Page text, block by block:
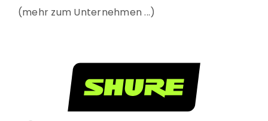
mehr zum Unternehmen